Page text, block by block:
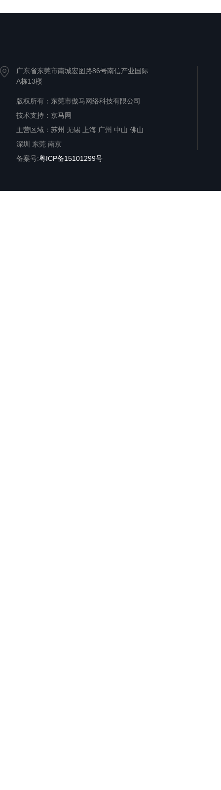
广东省东莞市南城宏图路86号南信产业国际
A栋13楼
版权所有：东莞市傲马网络科技有限公司
技术支持： 京马网
主营区域：苏州 无锡 上海 广州 中山 佛山
深圳 东莞 南京
备案号:粤ICP备15101299号